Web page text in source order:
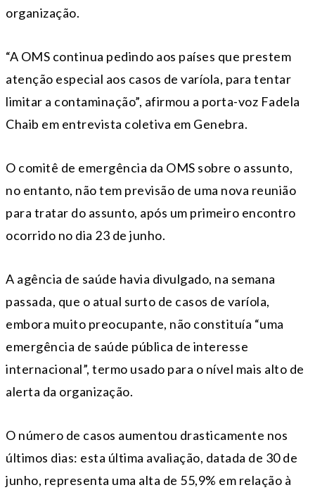
organização.
“A OMS continua pedindo aos países que prestem
atenção especial aos casos de varíola, para tentar
limitar a contaminação”, afirmou a porta-voz Fadela
Chaib em entrevista coletiva em Genebra.
O comitê de emergência da OMS sobre o assunto,
no entanto, não tem previsão de uma nova reunião
para tratar do assunto, após um primeiro encontro
ocorrido no dia 23 de junho.
A agência de saúde havia divulgado, na semana
passada, que o atual surto de casos de varíola,
embora muito preocupante, não constituía “uma
emergência de saúde pública de interesse
internacional”, termo usado para o nível mais alto de
alerta da organização.
O número de casos aumentou drasticamente nos
últimos dias: esta última avaliação, datada de 30 de
junho, representa uma alta de 55,9% em relação à